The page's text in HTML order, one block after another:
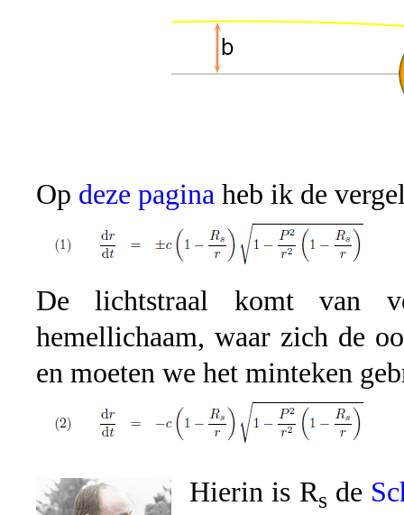
Op deze pagina heb ik de
De lichtstraal komt van
hemellichaam, waar zich de
en moeten we het minteken
Hierin is Rs de